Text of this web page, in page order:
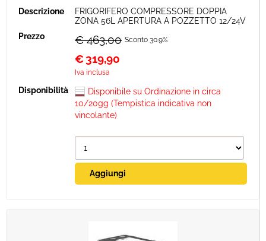
FRIGORIFERO COMPRESSORE DOPPIA
ZONA 56L APERTURA A POZZETTO 12/24V
€ 463,00 Sconto 30.9%
€ 319,90
Iva inclusa
Disponibile su Ordinazione in circa
10/20gg (Tempistica indicativa non
vincolante)